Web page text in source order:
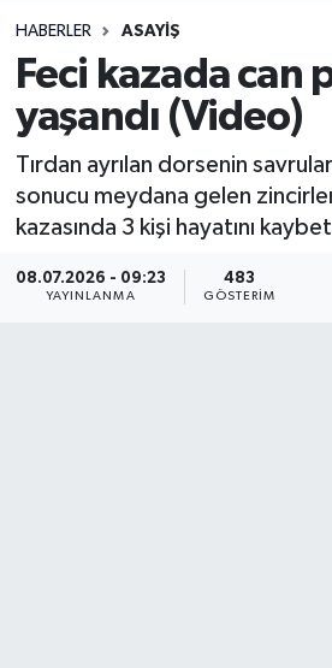
HABERLER ASAYIŞ
Feci kazada can
yaşandı (Video)
Tırdan ayrılan dorsenin
sonucu meydana gelen
kazasında 3 kişi hayatını
08.07.2026 - 09:23
YAYINLANMA
483
GÖSTERIM